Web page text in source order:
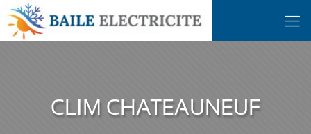
CLIM CHATEAUNEUF